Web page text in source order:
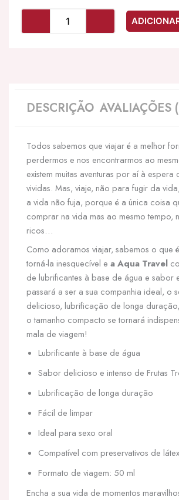
AQUA
TRAVEL
ÁGUA
-
50
DESCRIÇÃO AVALIAÇÕES
Todos sabemos que viajar é a melhor
perdermos e nos encontrarmos ao
existem muitas aventuras por aí à espera
vividas. Mas, viaje, não para fugir da
a vida não fuja, porque é a única coisa
comprar na vida mas ao mesmo tempo,
ricos…
Como adoramos viajar, sabemos o que
torná-la inesquecível e a Aqua Travel
de lubrificantes à base de água e sabor
passará a ser a sua companhia ideal, o
delicioso, lubrificação de longa
o tamanho compacto se tornará
mala de viagem!
Lubrificante à base de água
Sabor delicioso e intenso de Frutas
Lubrificação de longa duração
Fácil de limpar
Ideal para sexo oral
Compatível com preservativos de látex
Formato de viagem: 50 ml
Encha a sua vida de momentos